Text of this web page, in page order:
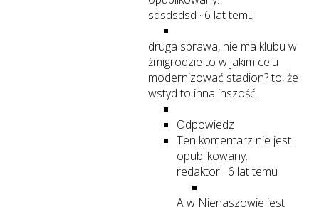
sdsdsdsd · 6 lat temu
druga sprawa, nie ma klubu w
żmigrodzie to w jakim celu
modernizować stadion? to, że
wstyd to inna inszość..
Odpowiedz
Ten komentarz nie jest
opublikowany.
redaktor · 6 lat temu
A w Nienaszowie jest